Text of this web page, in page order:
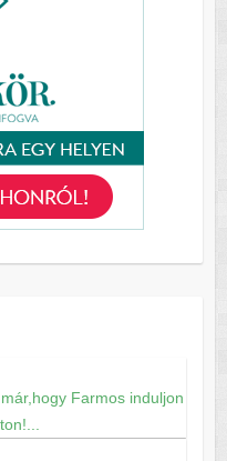
Farmos induljon